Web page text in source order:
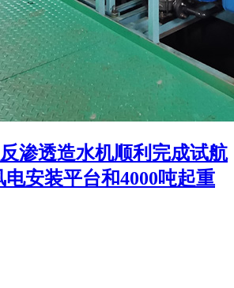
渗透造水机顺利完成试航
电安装平台和4000吨起重